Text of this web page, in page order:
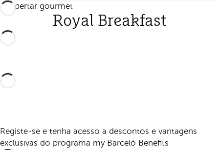
Despertar gourmet
Royal Breakfast
Registe-se e tenha acesso a descontos e vantagens
exclusivas do programa my Barceló Benefits